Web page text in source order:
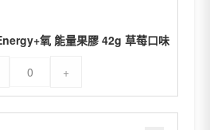
氧 能量果膠 42g 草莓口味
達
人
+